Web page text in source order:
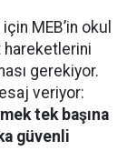
MEB’in okul
hareketlerini
gerekiyor.
veriyor:
tek başına
güvenli